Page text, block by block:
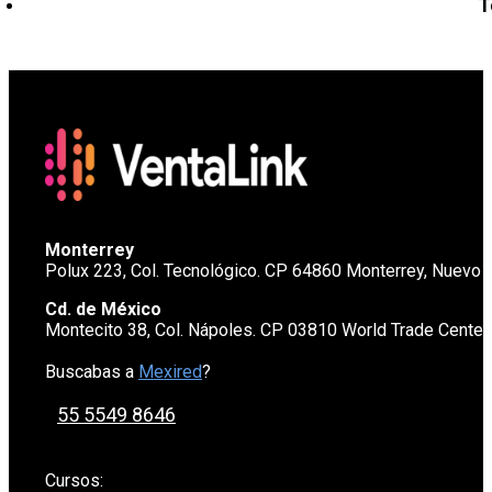
Monterrey
Polux 223, Col. Tecnológico. CP 64860 Monterrey, Nuevo
Cd. de México
Montecito 38, Col. Nápoles. CP 03810 World Trade
Buscabas a Mexired?
55 5549 8646
Cursos: